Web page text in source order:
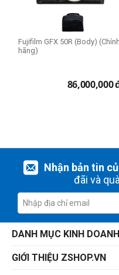
Fujifilm GFX 50R (Body) (Chính
hãng)
86,000,000
Nhận bản tin
đãi và
DANH MỤC KINH DOANH
GIỚI THIỆU ZSHOP.VN